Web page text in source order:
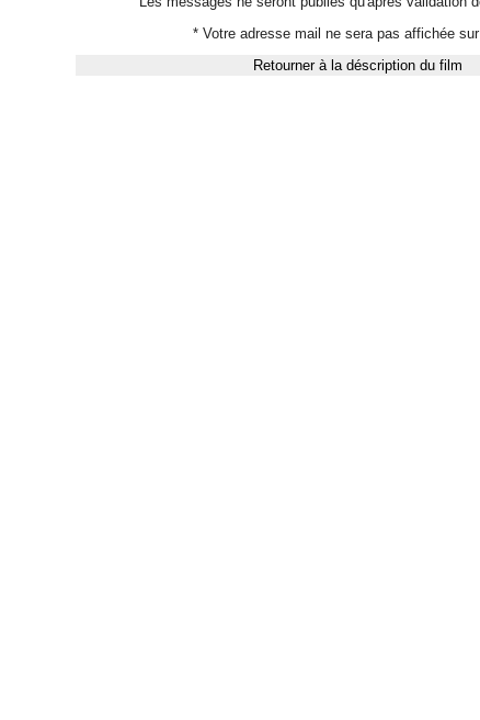
* Votre adresse mail ne sera pas affichée
Retourner à la déscription du film